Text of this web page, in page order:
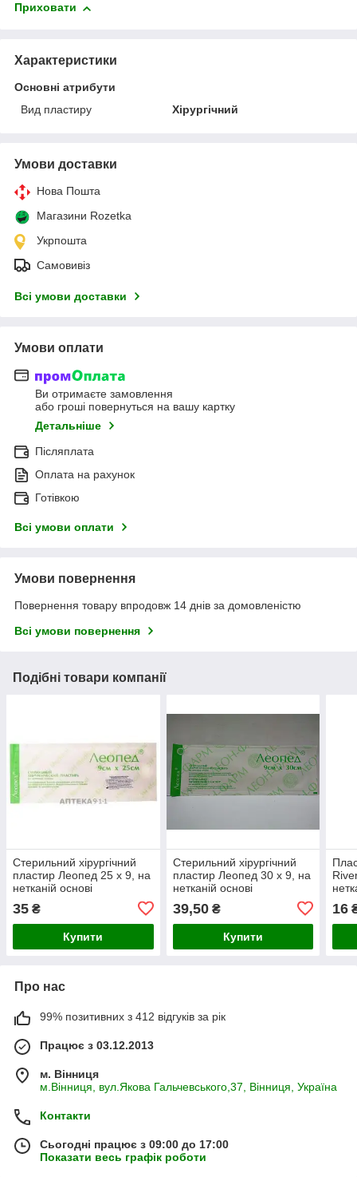
Приховати
Характеристики
Основні атрибути
Вид пластиру
Хірургічний
Умови доставки
Нова Пошта
Магазини Rozetka
Укрпошта
Самовивіз
Всі умови доставки
Умови оплати
Ви отримаєте замовлення
або гроші повернуться на вашу картку
Детальніше
Післяплата
Оплата на рахунок
Готівкою
Всі умови оплати
Умови повернення
Повернення товару впродовж 14 днів за домовленістю
Всі умови повернення
Подібні товари компанії
Стерильний хірургічний
пластир Леопед 25 х 9, на
нетканій основі
35 ₴
Купити
Стерильний хірургічний
пластир Леопед 30 х 9, на
нетканій основі
39,50₴
Купити
16
Про нас
99% позитивних з 412 відгуків за рік
Працює з 03.12.2013
м. Вінниця
м.Вінниця, вул.Якова Гальчевського,37, Вінниця, Україна
Контакти
Сьогодні працює з 09:00 до 17:00
Показати весь графік роботи